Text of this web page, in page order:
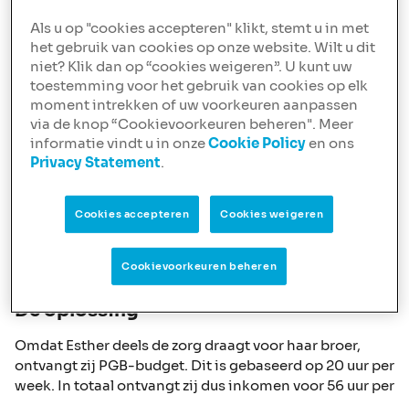
Maarten een beperking heeft, neemt zij een deel van de
(thuis)zorg op zich. Esther en Maarten hadden een
woning op het oog in de straat waar ook hun ouders
wonen. Zodat zij makkelijk kunnen bijspringen als dat
nodig is. We keken samen wat mogelijkheden waren.
Het probleem
maar haar inkomen was niet toereikend voor de
gevraagde hoofdsom. Heel vervelend natuurlijk, omdat
zij zeker in dit geval graag dit specifieke huis wilde.
Maar onze adviseurs gaven niet op en gingen op zoek
De oplossing
Omdat Esther deels de zorg draagt voor haar broer,
ontvangt zij PGB-budget. Dit is gebaseerd op 20 uur per
week. In totaal ontvangt zij dus inkomen voor 56 uur per
Als u op "cookies accepteren" klikt, stemt u in met
het gebruik van cookies op onze website. Wilt u dit
niet? Klik dan op “cookies weigeren”. U kunt uw
toestemming voor het gebruik van cookies op elk
moment intrekken of uw voorkeuren aanpassen
via de knop “Cookievoorkeuren beheren". Meer
informatie vindt u in onzeCookie Policyen ons
Privacy Statement.
Cookies accepteren Cookies weigeren
Cookievoorkeuren beheren